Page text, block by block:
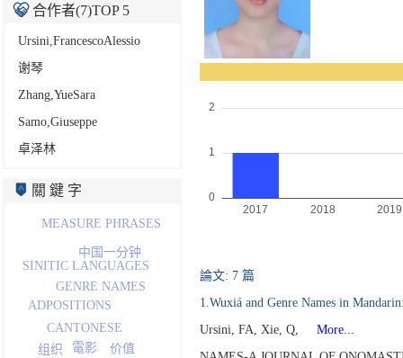
合作者(7)TOP 5
Ursini,FrancescoAlessio
谢琴
Zhang,YueSara
Samo,Giuseppe
卓泽林
關 鍵 字
電影
CANTONESE
ADPOSITIONS
组织 价值
GENRE NAMES
SINITIC LANGUAGES
中国一分钟
MEASURE PHRASES
論文: 7 篇
1.Wuxiá and Genre Names in
Ursini, FA, Xie, Q,
More...